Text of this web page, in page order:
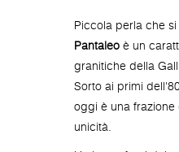
Piccola perla che si
Pantaleoè un
granitiche della
Sorto ai primi
oggi è una
unicità.